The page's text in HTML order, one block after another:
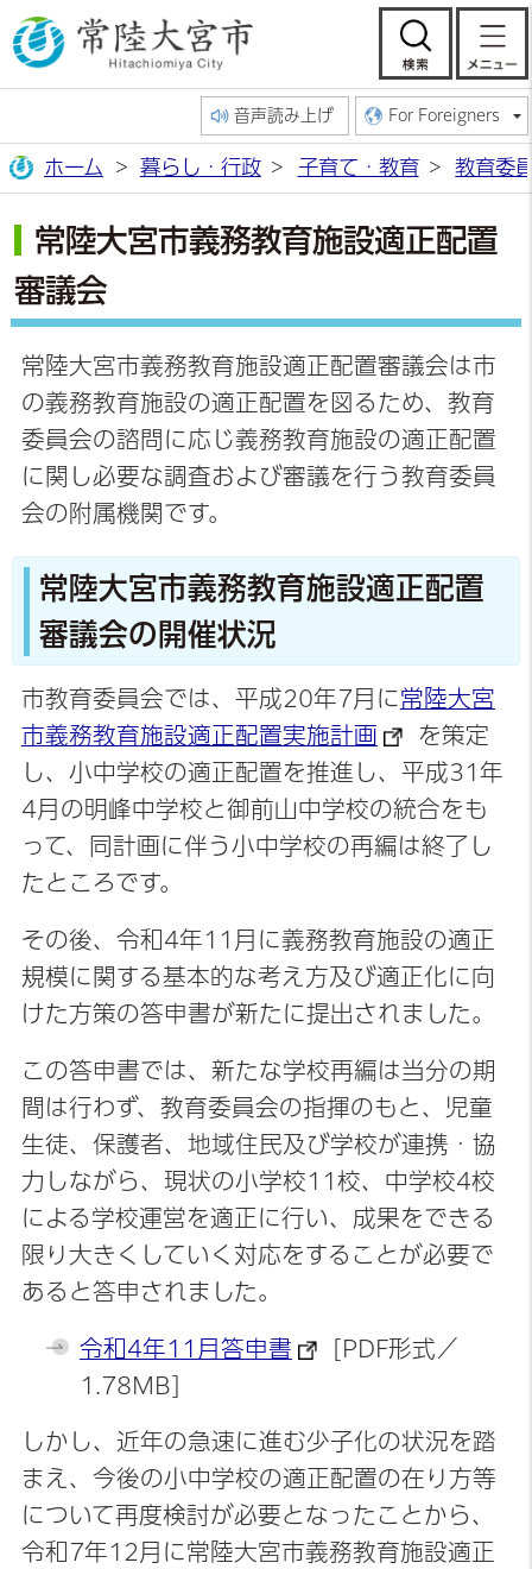
常陸大宮市公
検
音声読み上げ For Foreigners
ホーム 暮らし・行政 子育て・教育 教育委
常陸大宮市義務教育施設適正配置
審議会
常陸大宮市義務教育施設適正配置審議会は市
の義務教育施設の適正配置を図るため、教育
委員会の諮問に応じ義務教育施設の適正配置
に関し必要な調査および審議を行う教育委員
会の附属機関です。
常陸大宮市義務教育施設適正配置
審議会の開催状況
市教育委員会では、平成20年7月に 常陸大宮
市義務教育施設適正配置実施計画
を策定
し、小中学校の適正配置を推進し、平成31年
4月の明峰中学校と御前山中学校の統合をも
って、同計画に伴う小中学校の再編は終了し
たところです。
その後、令和4年11月に義務教育施設の適正
規模に関する基本的な考え方及び適正化に向
けた方策の答申書が新たに提出されました。
この答申書では、新たな学校再編は当分の期
間は行わず、教育委員会の指揮のもと、児童
生徒、保護者、地域住民及び学校が連携・協
力しながら、現状の小学校11校、中学校4校
による学校運営を適正に行い、成果をできる
限り大きくしていく対応をすることが必要で
あると答申されました。
令和4年11月答申書
[PDF形式／
1.78MB]
しかし、近年の急速に進む少子化の状況を踏
まえ、今後の小中学校の適正配置の在り方等
について再度検討が必要となったことから、
令和7年12月に常陸大宮市義務教育施設適正